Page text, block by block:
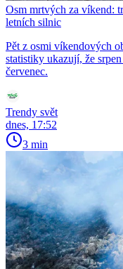
Osm mrtvých za víkend:
letních silnic
Pět z osmi víkendových
statistiky ukazují, že
červenec.
Trendy svět
dnes, 17:52
3 min